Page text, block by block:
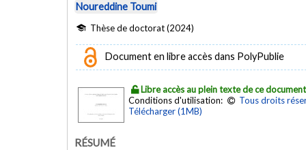
Noureddine Toumi
Thèse de doctorat (2024)
Document en libre accès dans PolyPublie
Libre accès au plein texte de ce document
Conditions d'utilisation:
Tous droits
Télécharger (1MB)
RÉSUMÉ